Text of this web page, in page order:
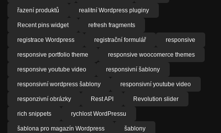
řazení produktů realitní Wordpress pluginy
Recent pins widget refresh fragments
registrace Wordpress registrační formulář responsive
responsive portfolio theme responsive woocomerce themes
responsive youtube video responsivní šablony
responsivní wordpress šablony responsivní youtube video
responzivní obrázky Rest API Revolution slider
rich snippets rychlost WordPressu
šablona pro magazín Wordpress šablony